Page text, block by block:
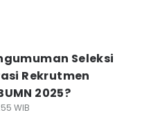
Seleksi
Rekrutmen
2025?
WIB